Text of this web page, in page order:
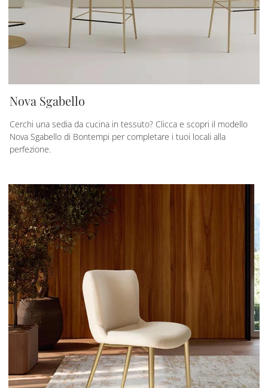
Nova Sgabello
Cerchi una sedia da cucina in tessuto? Clicca e scopri il modello
Nova Sgabello di Bontempi per completare i tuoi locali alla
perfezione.